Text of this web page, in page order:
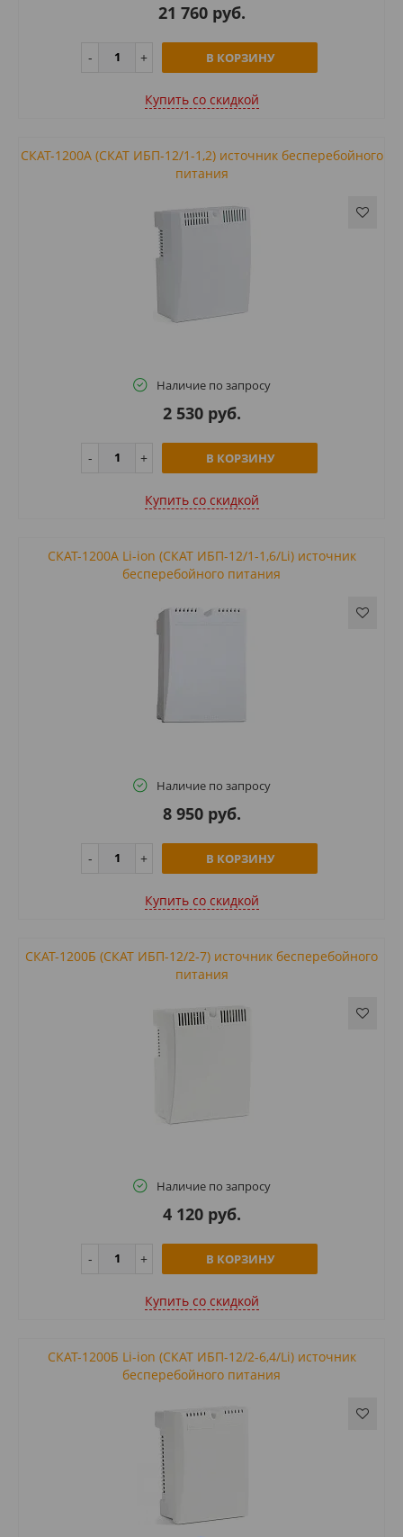
21 760 руб.
В КОРЗИНУ
Купить cо скидкой
СКАТ-1200А (СКАТ ИБП-12/1-1,2) источник бесперебойного
питания
Наличие по запросу
2 530 руб.
В КОРЗИНУ
Купить cо скидкой
СКАТ-1200А Li-ion (СКАТ ИБП-12/1-1,6/Li) источник
бесперебойного питания
Наличие по запросу
8 950 руб.
В КОРЗИНУ
Купить cо скидкой
СКАТ-1200Б (СКАТ ИБП-12/2-7) источник бесперебойного
питания
Наличие по запросу
4 120 руб.
В КОРЗИНУ
Купить cо скидкой
СКАТ-1200Б Li-ion (СКАТ ИБП-12/2-6,4/Li) источник
бесперебойного питания